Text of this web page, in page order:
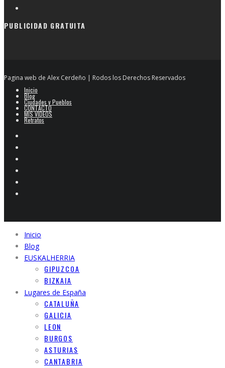
PUBLICIDAD GRATUITA
Pagina web de Alex Cerdeño | Rodos los Derechos Reservados
Inicio
Blog
Ciudades y Pueblos
CONTACTO
MIS VIDEOS
Retratos
Inicio
Blog
EUSKALHERRIA
GIPUZCOA
BIZKAIA
Lugares de España
CATALUÑA
GALICIA
LEON
BURGOS
ASTURIAS
CANTABRIA